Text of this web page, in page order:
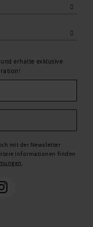
erhalte exklusive
mit der Newsletter
Informationen finden
.